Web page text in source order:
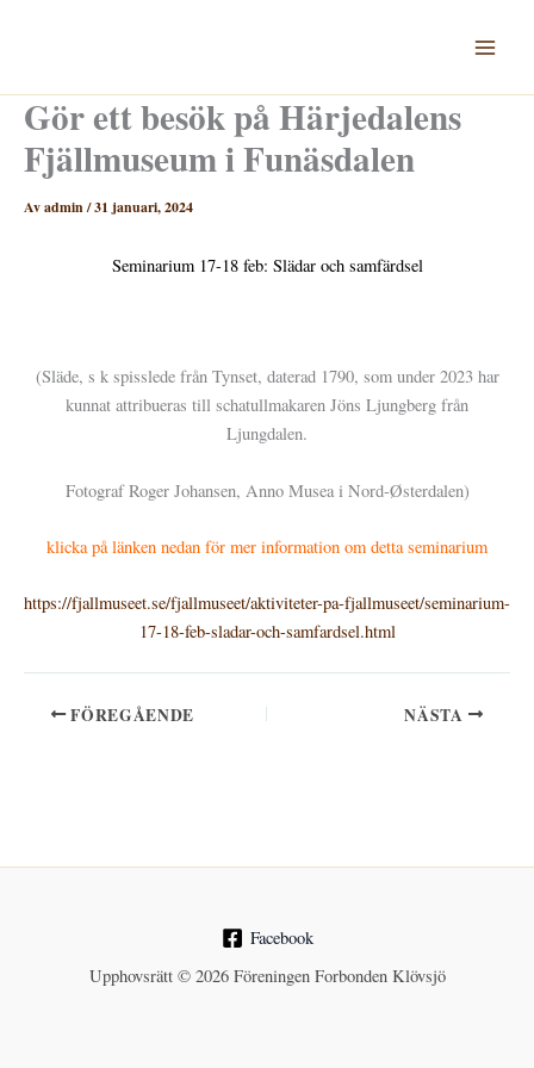
Gör ett besök på Härjedalens
Fjällmuseum i Funäsdalen
Avadmin/31 januari, 2024
Seminarium 17-18 feb: Slädar och samfärdsel
(Släde, s k spisslede från Tynset, daterad 1790, som under 2023 har
kunnat attribueras till schatullmakaren Jöns Ljungberg från
Ljungdalen.
Fotograf Roger Johansen, Anno Musea i Nord-Østerdalen)
klicka på länken nedan för mer information om detta seminarium
https://fjallmuseet.se/fjallmuseet/aktiviteter-pa-fjallmuseet/seminarium-
17-18-feb-sladar-och-samfardsel.html
FÖREGÅENDE NÄSTA
Facebook
Upphovsrätt © 2026 Föreningen Forbonden Klövsjö